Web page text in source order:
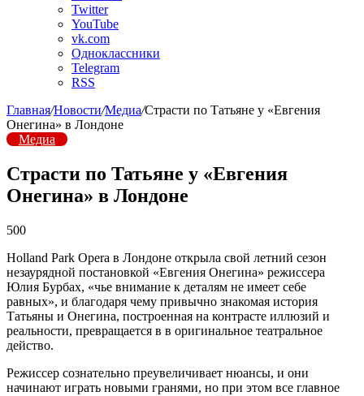
Twitter
YouTube
vk.com
Одноклассники
Telegram
RSS
Главная/Новости/Медиа/Страсти по Татьяне у «Евгения
Онегина» в Лондоне
Медиа
Страсти по Татьяне у «Евгения
Онегина» в Лондоне
500
Holland Park Opera в Лондоне oткрыла свой летний сезон
незаурядной постановкой «Евгения Онегина» режиссера
Юлия Бурбах, «чье внимание к деталям не имеет себе
равных», и благодаря чему привычно знакомая история
Татьяны и Онегина, построенная на контрасте иллюзий и
реальности, превращается в в оригинальное театральное
действо.
Режиссер сознательно преувеличивает нюансы, и они
начинают играть новыми гранями, но при этом все главное